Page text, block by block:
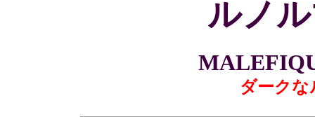
ルノ
ダーク